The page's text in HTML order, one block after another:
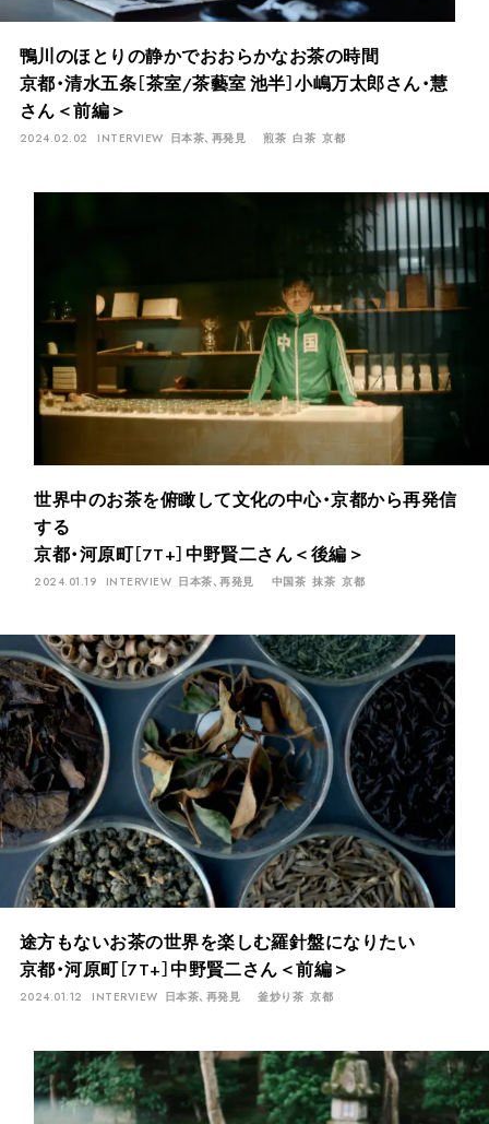
鴨川のほとりの静かでおおらかなお茶の時間
京都・清水五条［茶室/茶藝室 池半］小嶋万太郎さん・慧
さん＜前編＞
2024.02.02 INTERVIEW 日本茶、再発見 煎茶 白茶 京都
世界中のお茶を俯瞰して文化の中心・京都から再発信
する
京都・河原町［7T+］中野賢二さん＜後編＞
2024.01.19 INTERVIEW 日本茶、再発見 中国茶 抹茶 京都
途方もないお茶の世界を楽しむ羅針盤になりたい
京都・河原町［7T+］中野賢二さん＜前編＞
2024.01.12 INTERVIEW 日本茶、再発見 釜炒り茶 京都